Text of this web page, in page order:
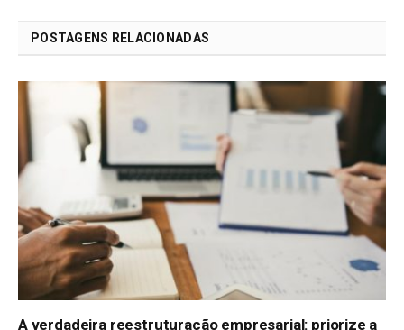
POSTAGENS RELACIONADAS
A verdadeira reestruturação empresarial: priorize a